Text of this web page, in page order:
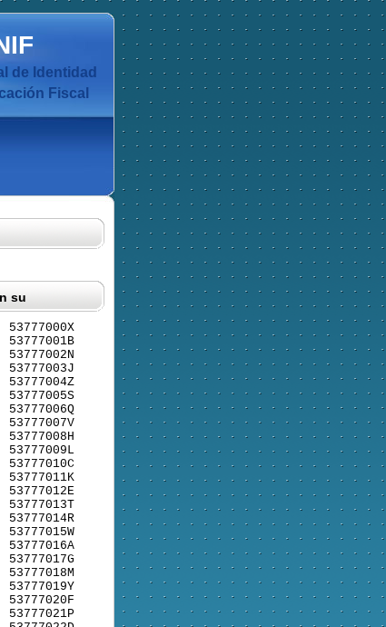
de Identidad
Fiscal
su
53777000X
53777001B
53777002N
53777003J
53777004Z
53777005S
53777006Q
53777007V
53777008H
53777009L
53777010C
53777011K
53777012E
53777013T
53777014R
53777015W
53777016A
53777017G
53777018M
53777019Y
53777020F
53777021P